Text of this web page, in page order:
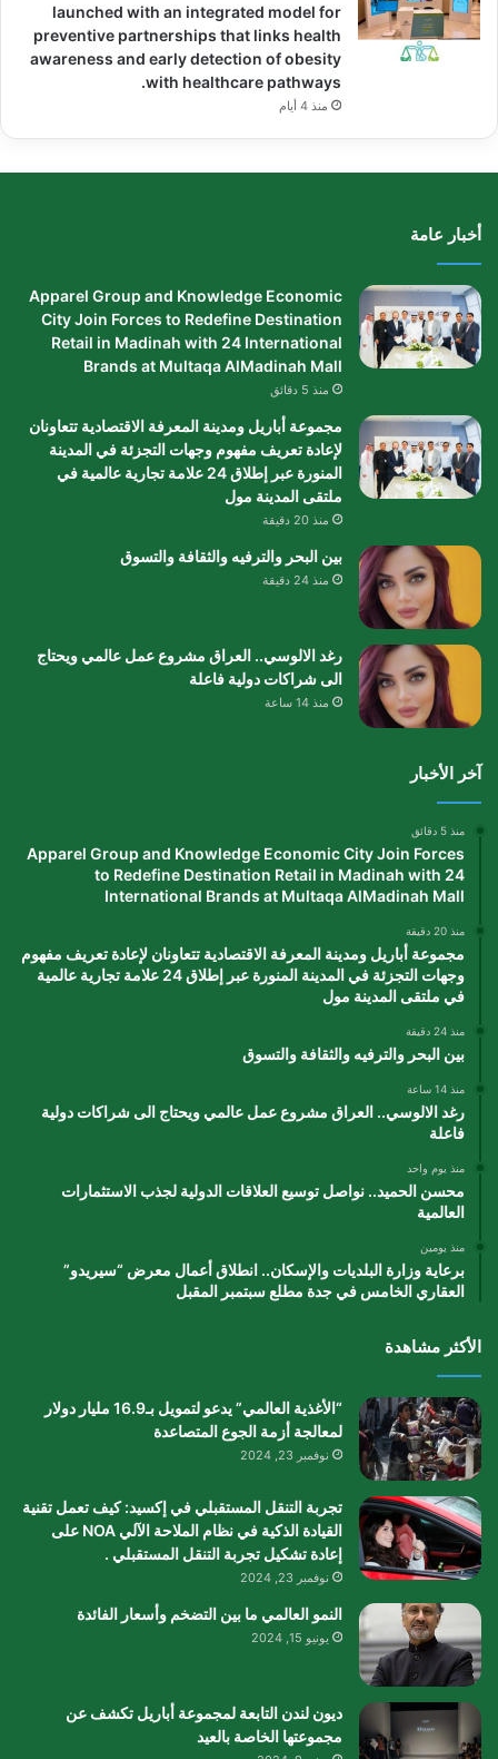
launched with an integrated model for
preventive partnerships that links health
awareness and early detection of obesity
with healthcare pathways.
منذ 4 أيام
أخبار عامة
Apparel Group and Knowledge Economic
City Join Forces to Redefine Destination
Retail in Madinah with 24 International
Brands at Multaqa AlMadinah Mall
منذ 5 دقائق
مجموعة أباريل ومدينة المعرفة الاقتصادية تتعاونان
لإعادة تعريف مفهوم وجهات التجزئة في المدينة
المنورة عبر إطلاق 24 علامة تجارية عالمية في
ملتقى المدينة مول
منذ 20 دقيقة
بين البحر والترفيه والثقافة والتسوق
منذ 24 دقيقة
رغد الالوسي.. العراق مشروع عمل عالمي ويحتاج
الى شراكات دولية فاعلة
منذ 14 ساعة
آخر الأخبار
منذ 5 دقائق
Apparel Group and Knowledge Economic City Join Forces
to Redefine Destination Retail in Madinah with 24
International Brands at Multaqa AlMadinah Mall
منذ 20 دقيقة
مجموعة أباريل ومدينة المعرفة الاقتصادية تتعاونان لإعادة تعريف مفهوم
وجهات التجزئة في المدينة المنورة عبر إطلاق 24 علامة تجارية عالمية
في ملتقى المدينة مول
منذ 24 دقيقة
بين البحر والترفيه والثقافة والتسوق
منذ 14 ساعة
رغد الالوسي.. العراق مشروع عمل عالمي ويحتاج الى شراكات دولية
فاعلة
منذ يوم واحد
محسن الحميد.. نواصل توسيع العلاقات الدولية لجذب الاستثمارات
العالمية
منذ يومين
برعاية وزارة البلديات والإسكان.. انطلاق أعمال معرض “سيريدو”
العقاري الخامس في جدة مطلع سبتمبر المقبل
الأكثر مشاهدة
“الأغذية العالمي” يدعو لتمويل بـ16.9 مليار دولار
لمعالجة أزمة الجوع المتصاعدة
نوفمبر 23, 2024
تجربة التنقل المستقبلي في إكسيد: كيف تعمل تقنية
القيادة الذكية في نظام الملاحة الآلي NOA على
إعادة تشكيل تجربة التنقل المستقبلي .
نوفمبر 23, 2024
النمو العالمي ما بين التضخم وأسعار الفائدة
يونيو 15, 2024
ديون لندن التابعة لمجموعة أباريل تكشف عن
مجموعتها الخاصة بالعيد